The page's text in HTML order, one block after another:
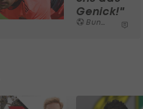
Genick!"
Bundesliga